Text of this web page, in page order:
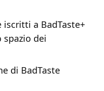
iscritti a BadTaste+
dei
di BadTaste